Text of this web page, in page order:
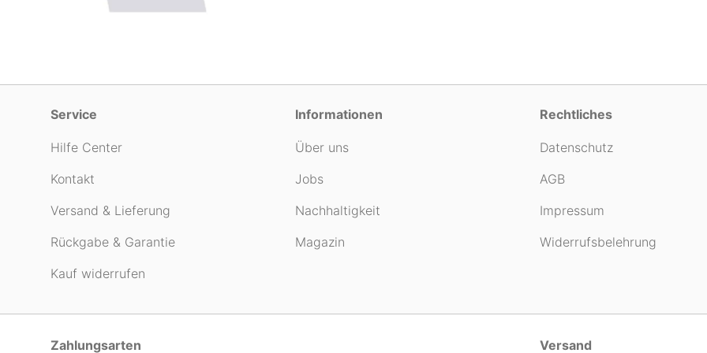
Service
Hilfe Center
Kontakt
Versand & Lieferung
Rückgabe & Garantie
Kauf widerrufen
Informationen
Über uns
Jobs
Nachhaltigkeit
Magazin
Rechtliches
Datenschutz
AGB
Impressum
Widerrufsbelehrung
Zahlungsarten Versand